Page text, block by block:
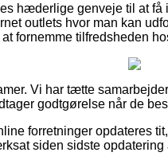
hæderlige genveje til at
outlets hvor man kan
fornemme tilfredsheden
Vi har tætte
godtgørelse når de
forretninger opdateres
siden sidste opdatering